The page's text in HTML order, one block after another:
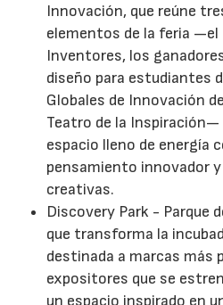
Innovación, que reúne
elementos de la feria —el
Inventores, los
diseño para estudiantes
Globales de Innovación
Teatro de la Inspiración—
espacio lleno de energía
pensamiento innovador y
creativas.
Discovery Park - Parque
que transforma la
destinada a marcas más
expositores que se
un espacio inspirado en